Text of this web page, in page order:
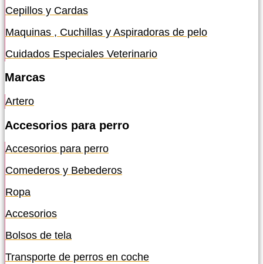
Cepillos y Cardas
Maquinas , Cuchillas y Aspiradoras de pelo
Cuidados Especiales Veterinario
Marcas
Artero
Accesorios para perro
Accesorios para perro
Comederos y Bebederos
Ropa
Accesorios
Bolsos de tela
Transporte de perros en coche